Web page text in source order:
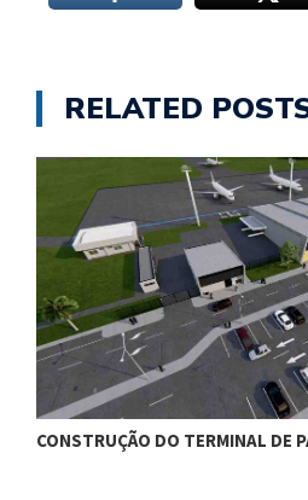
RELATED
CONSTRUÇÃO DO TERMINAL DE